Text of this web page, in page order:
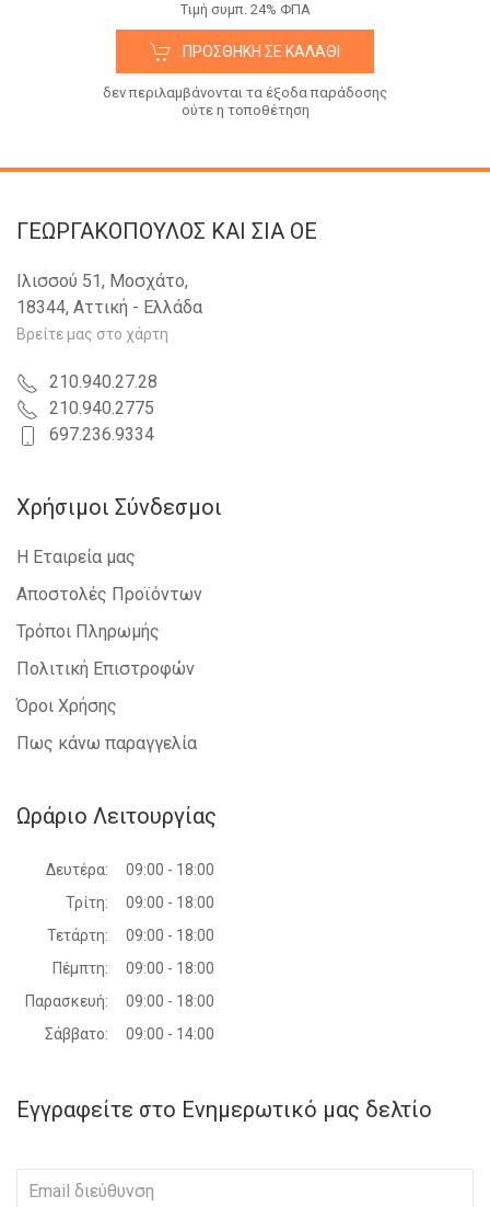
Tιμή συμπ. 24% ΦΠΑ
ΠΡΟΣΘΉΚΗ ΣΕ ΚΑΛΆΘΙ
δεν περιλαμβάνονται τα έξοδα παράδοσης
ούτε η τοποθέτηση
ΓΕΩΡΓΑΚΟΠΟΥΛΟΣ KAI ΣΙΑ OE
Ιλισσού 51, Μοσχάτο,
18344, Αττική - Ελλάδα
Βρείτε μας στο χάρτη
210.940.27.28
210.940.2775
697.236.9334
Χρήσιμοι Σύνδεσμοι
Η Εταιρεία μας
Αποστολές Προϊόντων
Τρόποι Πληρωμής
Πολιτική Επιστροφών
Όροι Χρήσης
Πως κάνω παραγγελία
Ωράριο Λειτουργίας
Δευτέρα:
09:00 - 18:00
Τρίτη:
09:00 - 18:00
Τετάρτη:
09:00 - 18:00
Πέμπτη:
09:00 - 18:00
Παρασκευή:
09:00 - 18:00
Σάββατο:
09:00 - 14:00
Εγγραφείτε στο Ενημερωτικό μας δελτίο